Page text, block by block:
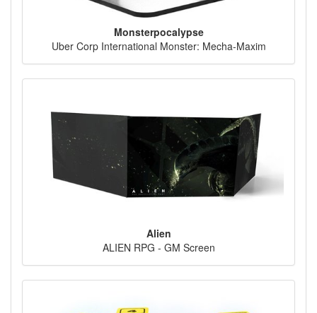
Monsterpocalypse
Uber Corp International Monster: Mecha-Maxim
Alien
ALIEN RPG - GM Screen